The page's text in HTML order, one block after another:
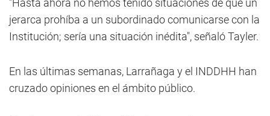
"Hasta ahora no hemos tenido situaciones de que un
jerarca prohíba a un subordinado comunicarse con la
Institución; sería una situación inédita", señaló Tayler.
En las últimas semanas, Larrañaga y el INDDHH han
cruzado opiniones en el ámbito público.